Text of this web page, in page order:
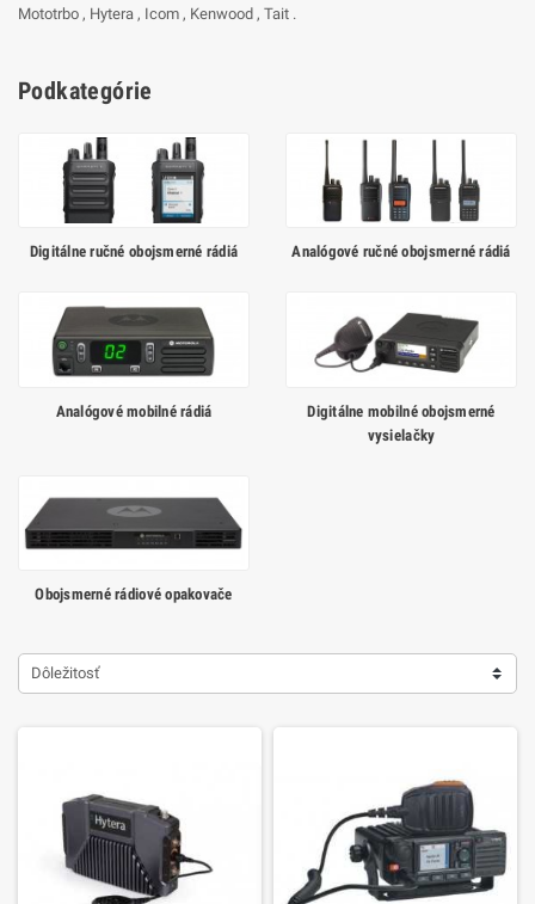
Mototrbo , Hytera , Icom , Kenwood , Tait .
Podkategórie
Digitálne ručné obojsmerné rádiá Analógové ručné obojsmerné rádiá
Analógové mobilné rádiá
Digitálne mobilné obojsmerné
vysielačky
Obojsmerné rádiové opakovače
Dôležitosť